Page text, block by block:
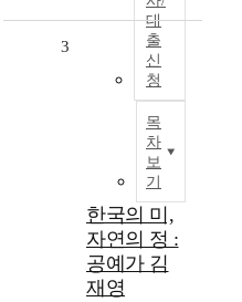
대
출
신
청
목
차
보
기
3
한국의 미,
자연의 정 :
공예가 김
재영